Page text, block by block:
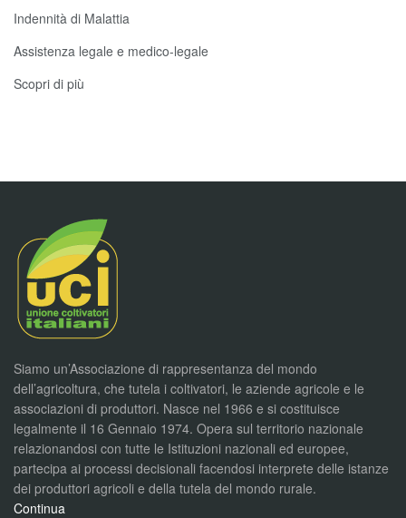
Indennità di Malattia
Assistenza legale e medico-legale
Scopri di più
Siamo un’Associazione di rappresentanza del mondo
dell’agricoltura, che tutela i coltivatori, le aziende agricole e le
associazioni di produttori. Nasce nel 1966 e si costituisce
legalmente il 16 Gennaio 1974. Opera sul territorio nazionale
relazionandosi con tutte le Istituzioni nazionali ed europee,
partecipa ai processi decisionali facendosi interprete delle istanze
dei produttori agricoli e della tutela del mondo rurale.
Continua